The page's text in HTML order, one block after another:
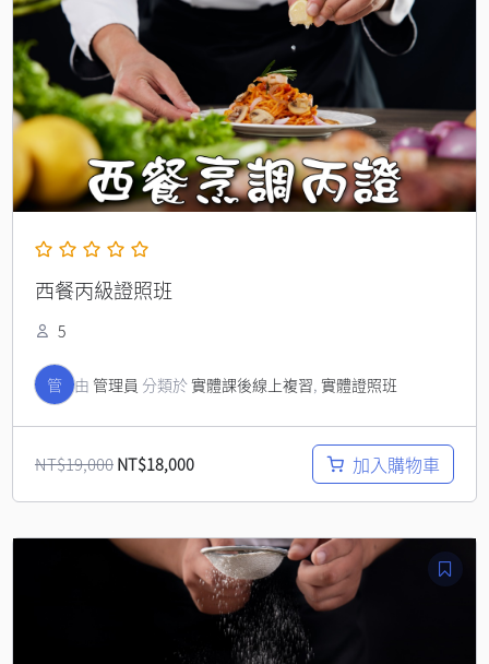
西餐丙級證照班
5
管 由 管理員 分類於實體課後線上複習, 實體證照班
NT$19,000
格：
NT$19,000。
NT$18,000
價
NT$18,000。
加入購物車
原
NT$14,000。
目
前
價
格：
NT$12,000。